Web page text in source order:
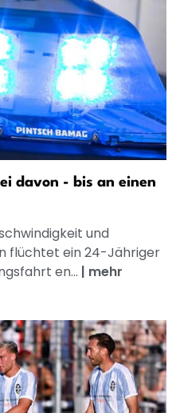
davon - bis an einen
und
flüchtet ein 24-Jähriger
en... | mehr